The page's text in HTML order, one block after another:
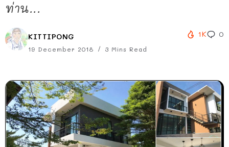
ท่าน...
KITTIPONG
19 December 2018 3 Mins Read
1K 0